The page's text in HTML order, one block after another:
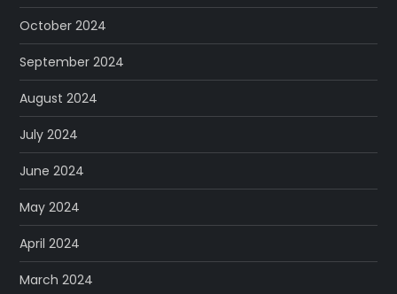
October 2024
September 2024
August 2024
July 2024
June 2024
May 2024
April 2024
March 2024